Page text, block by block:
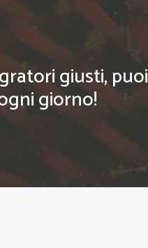
giusti, puoi
giorno!